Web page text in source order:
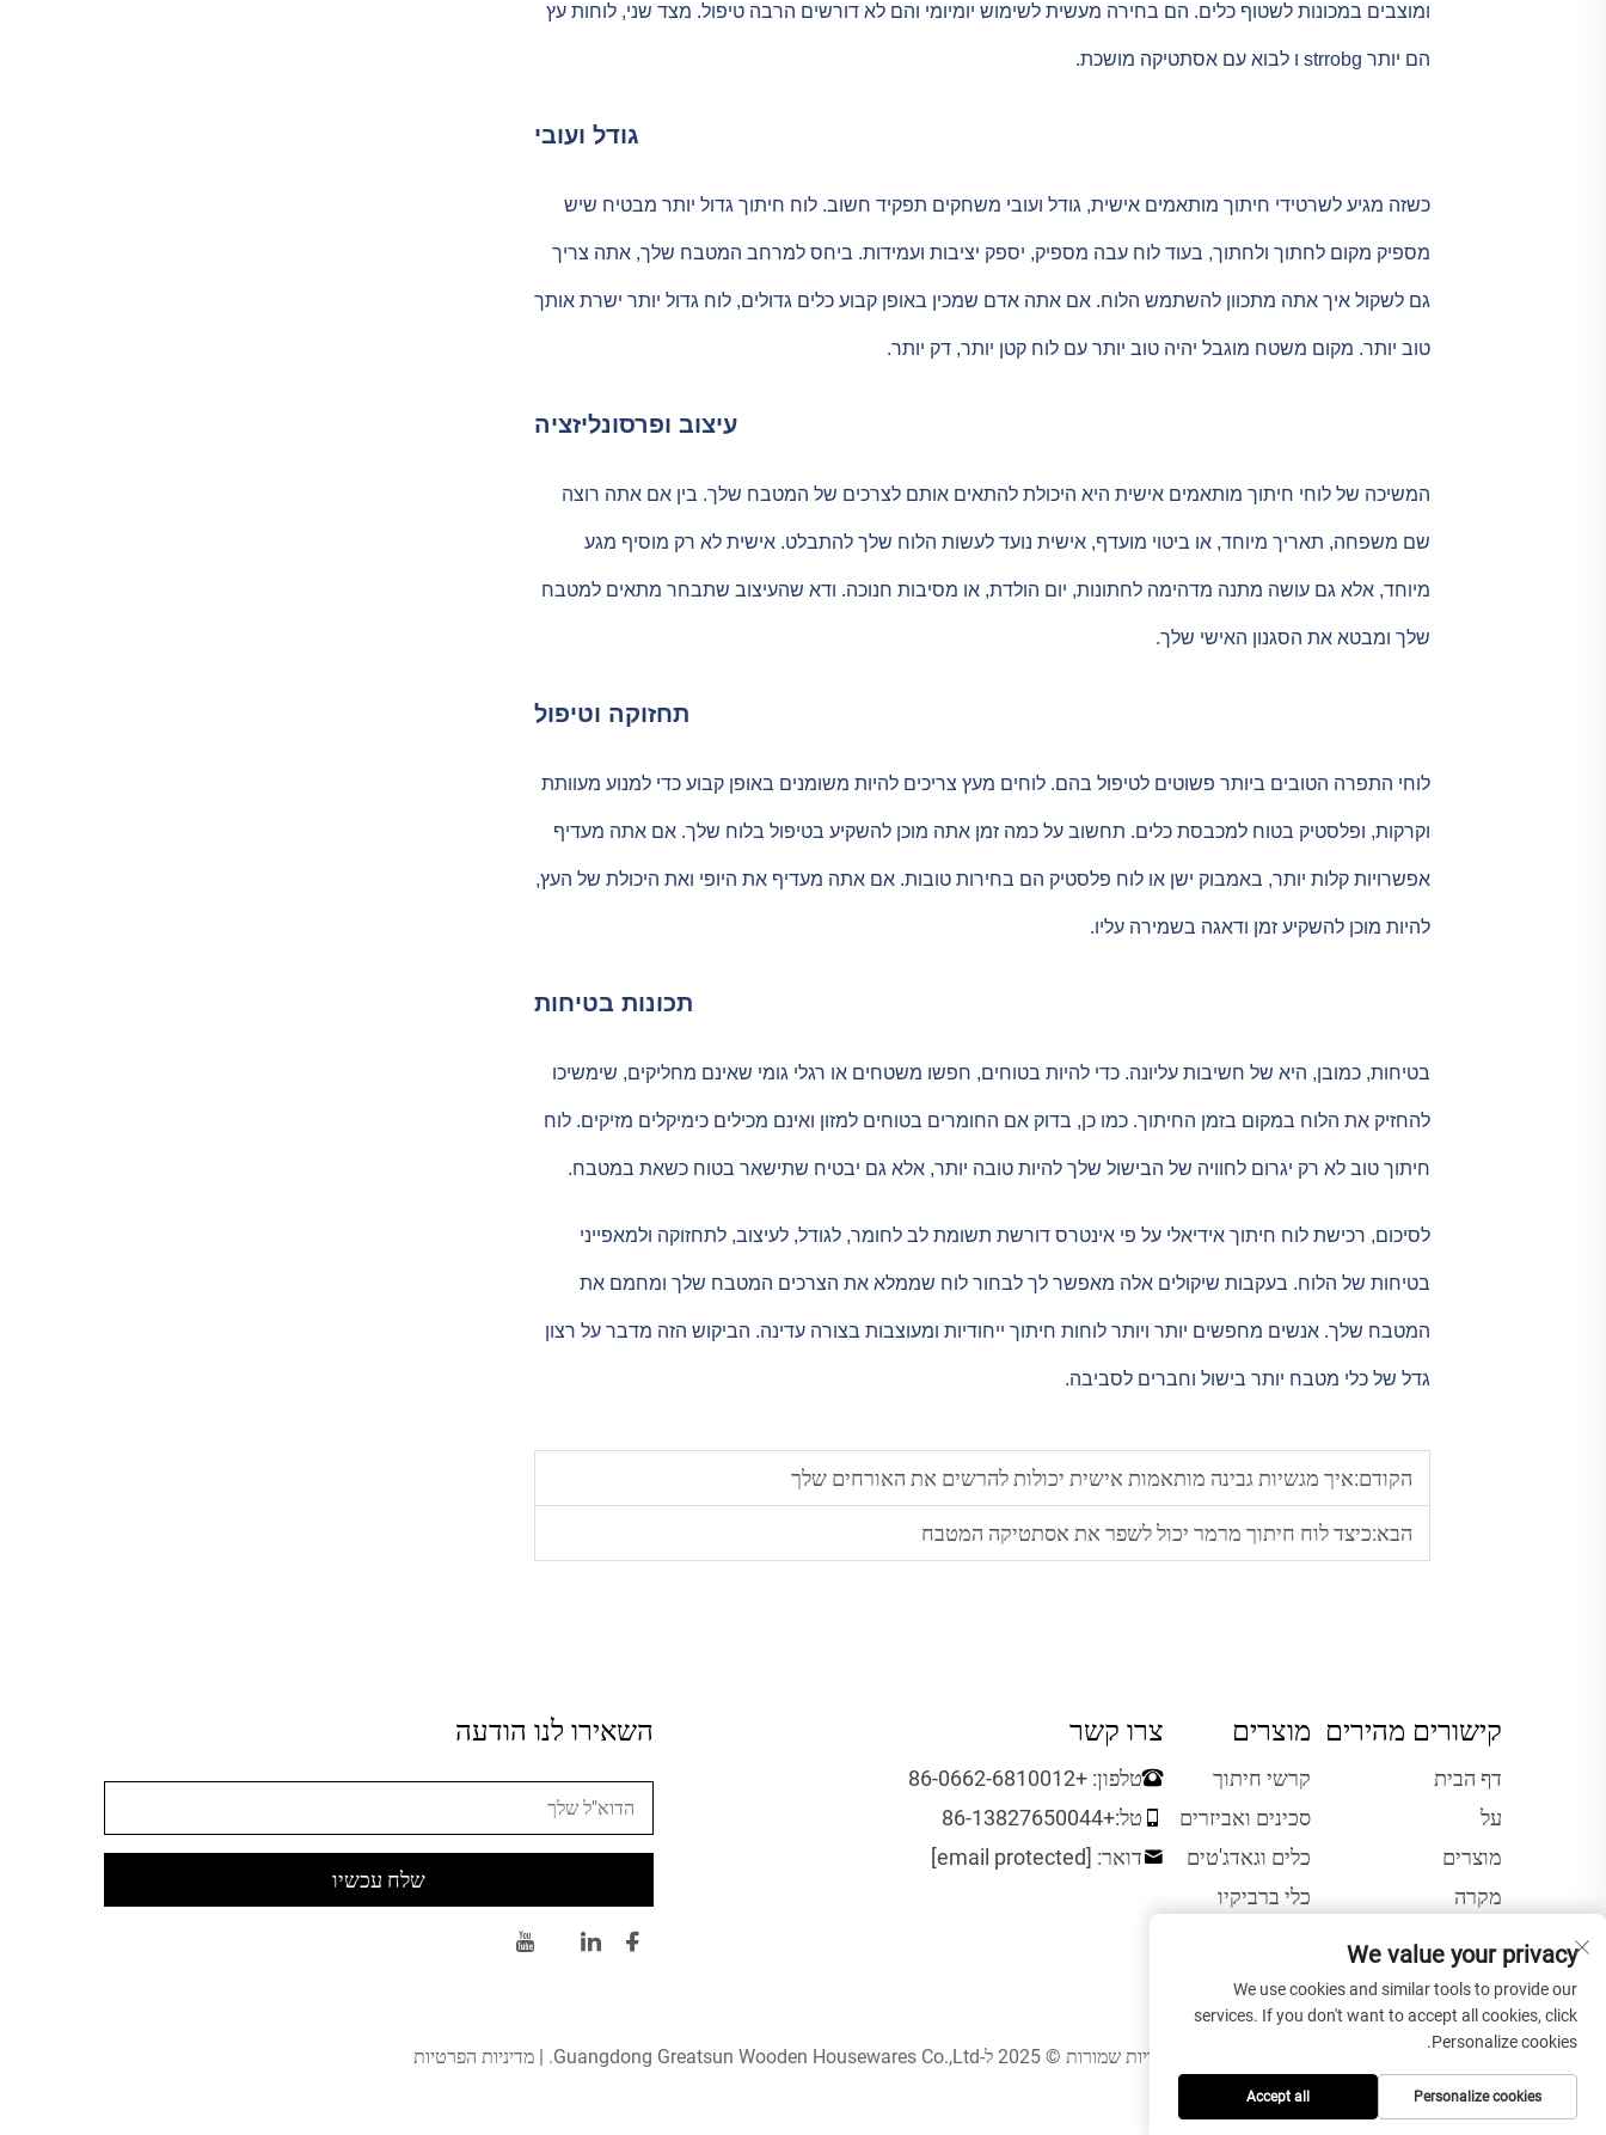
ומוצבים במכונות לשטוף כלים. הם בחירה מעשית לשימוש יומיומי והם לא דורשים הרבה טיפול. מצד שני, לוחות עץ
הם יותר strrobg ו לבוא עם אסתטיקה מושכת.
גודל ועובי
כשזה מגיע לשרטידי חיתוך מותאמים אישית, גודל ועובי משחקים תפקיד חשוב. לוח חיתוך גדול יותר מבטיח שיש
מספיק מקום לחתוך ולחתוך, בעוד לוח עבה מספיק, יספק יציבות ועמידות. ביחס למרחב המטבח שלך, אתה צריך
גם לשקול איך אתה מתכוון להשתמש הלוח. אם אתה אדם שמכין באופן קבוע כלים גדולים, לוח גדול יותר ישרת אותך
טוב יותר. מקום משטח מוגבל יהיה טוב יותר עם לוח קטן יותר, דק יותר.
עיצוב ופרסונליזציה
המשיכה של לוחי חיתוך מותאמים אישית היא היכולת להתאים אותם לצרכים של המטבח שלך. בין אם אתה רוצה
שם משפחה, תאריך מיוחד, או ביטוי מועדף, אישית נועד לעשות הלוח שלך להתבלט. אישית לא רק מוסיף מגע
מיוחד, אלא גם עושה מתנה מדהימה לחתונות, יום הולדת, או מסיבות חנוכה. ודא שהעיצוב שתבחר מתאים למטבח
שלך ומבטא את הסגנון האישי שלך.
תחזוקה וטיפול
לוחי התפרה הטובים ביותר פשוטים לטיפול בהם. לוחים מעץ צריכים להיות משומנים באופן קבוע כדי למנוע מעוותת
וקרקות, ופלסטיק בטוח למכבסת כלים. תחשוב על כמה זמן אתה מוכן להשקיע בטיפול בלוח שלך. אם אתה מעדיף
אפשרויות קלות יותר, באמבוק ישן או לוח פלסטיק הם בחירות טובות. אם אתה מעדיף את היופי ואת היכולת של העץ,
להיות מוכן להשקיע זמן ודאגה בשמירה עליו.
תכונות בטיחות
בטיחות, כמובן, היא של חשיבות עליונה. כדי להיות בטוחים, חפשו משטחים או רגלי גומי שאינם מחליקים, שימשיכו
להחזיק את הלוח במקום בזמן החיתוך. כמו כן, בדוק אם החומרים בטוחים למזון ואינם מכילים כימיקלים מזיקים. לוח
חיתוך טוב לא רק יגרום לחוויה של הבישול שלך להיות טובה יותר, אלא גם יבטיח שתישאר בטוח כשאת במטבח.
לסיכום, רכישת לוח חיתוך אידיאלי על פי אינטרס דורשת תשומת לב לחומר, לגודל, לעיצוב, לתחזוקה ולמאפייני
בטיחות של הלוח. בעקבות שיקולים אלה מאפשר לך לבחור לוח שממלא את הצרכים המטבח שלך ומחמם את
המטבח שלך. אנשים מחפשים יותר ויותר לוחות חיתוך ייחודיות ומעוצבות בצורה עדינה. הביקוש הזה מדבר על רצון
גדל של כלי מטבח יותר בישול וחברים לסביבה.
הקודם:איך מגשיות גבינה מותאמות אישית יכולות להרשים את האורחים שלך
הבא:כיצד לוח חיתוך מרמר יכול לשפר את אסתטיקה המטבח
קישורים מהירים
דף הבית
על
מוצרים
מקרה
מוצרים
קרשי חיתוך
סכינים ואביזרים
כלים וגאדג'טים
כלי ברביקיו
צרו קשר
טלפון: +86-0662-6810012
טל:+86-13827650044
דואר: [email protected]
השאירו לנו הודעה
שלח עכשיו
כל הזכויות שמורות © 2025 ל-Guangdong Greatsun Wooden Housewares Co.,Ltd. | מדיניות הפרטיות
We value your privacy
We use cookies and similar tools to provide our
services. If you don't want to accept all cookies, click
Personalize cookies.
Personalize cookies
Accept all